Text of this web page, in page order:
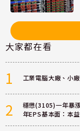
大家都在看
1 工業電腦大廠、小
2
穩懋(3105)一年暴
年EPS基本面：本